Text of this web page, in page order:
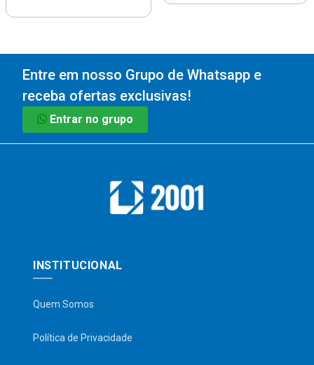
Entre em nosso Grupo de Whatsapp e
receba ofertas exclusivas!
Entrar no grupo
INSTITUCIONAL
Quem Somos
Política de Privacidade